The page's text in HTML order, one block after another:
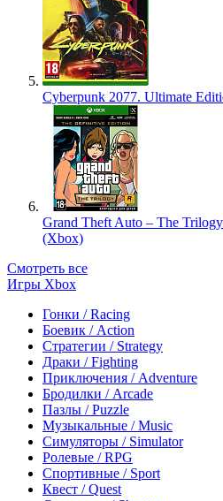
Cyberpunk 2077. Ultimate
Grand Theft Auto – The
(Xbox)
Смотреть все
Игры Xbox
Гонки / Racing
Боевик / Action
Стратегии / Strategy
Драки / Fighting
Приключения / Adventure
Бродилки / Arcade
Пазлы / Puzzle
Музыкальные / Music
Симуляторы / Simulator
Ролевые / RPG
Спортивные / Sport
Квест / Quest